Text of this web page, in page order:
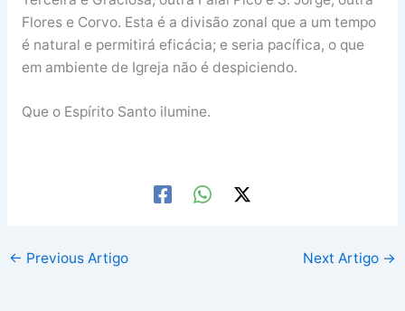
Flores e Corvo. Esta é a divisão zonal que a um tempo
é natural e permitirá eficácia; e seria pacífica, o que
em ambiente de Igreja não é despiciendo.
Que o Espírito Santo ilumine.
← Previous Artigo Next Artigo →